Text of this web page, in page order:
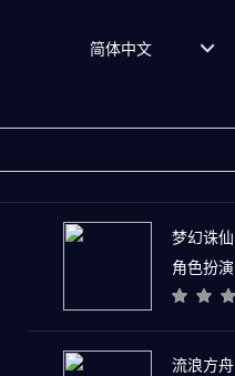
简体中文
梦幻诛仙
角色扮演
流浪方舟